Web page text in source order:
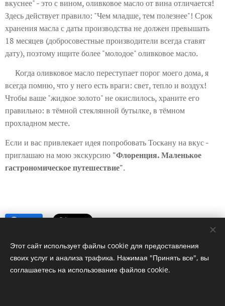
вкуснее" - это с вином, оливковое масло от вина отличается!
Здесь действует правило: "Чем младше, тем полезнее"! Срок
хранения масла с даты производства не должен превышать
18 месяцев (добросовестные производители всегда ставят
дату), поэтому ищите более "молодое" оливковое масло.
🫒Когда оливковое масло переступает порог моего дома, я
всегда помню, что у него есть враги: свет, тепло и воздух!
Чтобы ваше "жидкое золото" не окислилось, храните его
правильно: в тёмной стеклянной бутылке, в тёмном
прохладном месте.
Если и вас привлекает идея попробовать Тоскану на вкус -
приглашаю на мою экскурсию "Флоренция. Маленькое
гастрономическое путешествие".
Этот сайт использует файлы cookie для предоставления
своих услуг и анализа трафика. Нажимая "Принять все", вы
соглашаетесь на использование файлов cookie.